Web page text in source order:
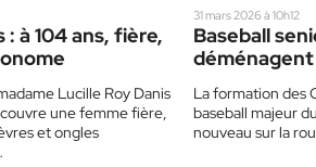
: à 104 ans, fière,
Lucille Roy Danis
une femme fière,
et ongles
31 mars 2026 à 10h12
Baseball
saison 2026
La formation des
baseball majeur
nouveau sur la